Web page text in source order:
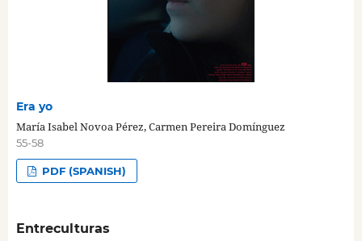
Era yo
María Isabel Novoa Pérez, Carmen Pereira Domínguez
55-58
PDF (SPANISH)
Entreculturas